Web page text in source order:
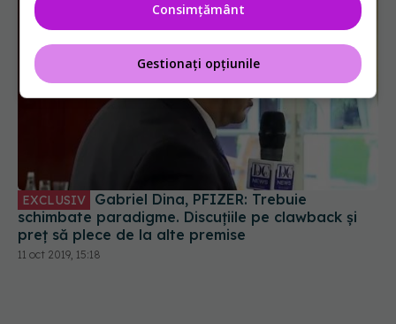
EXCLUSIV
schimbate paradigme. Discuțiile pe clawback și
preț să plece de la alte premise
11 oct 2019, 15:18
Consimțământ
Gestionați opțiunile